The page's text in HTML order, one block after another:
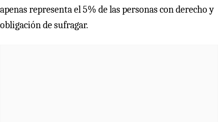
apenas representa el 5% de las personas con derecho y
obligación de sufragar.